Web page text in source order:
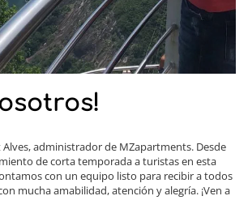
administrador de MZapartments. Desde
de corta temporada a turistas en esta
con un equipo listo para recibir a todos
mucha amabilidad, atención y alegría. ¡Ven a